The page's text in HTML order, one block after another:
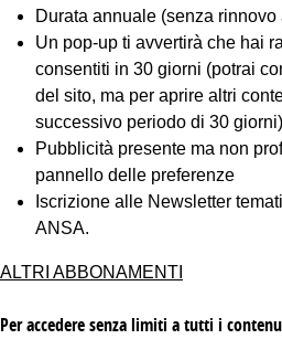
Durata annuale (senza rinnovo
Un pop-up ti avvertirà che hai
consentiti in 30 giorni (potrai
del sito, ma per aprire altri
successivo periodo di 30 giorni)
Pubblicità presente ma non
pannello delle preferenze
Iscrizione alle Newsletter
ANSA.
ALTRI ABBONAMENTI
Per accedere senza limiti a tutti i